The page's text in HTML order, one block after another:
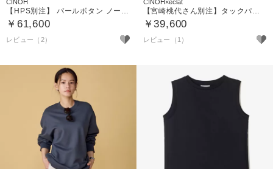
CINOH
￥61,600
レビュー（2）
CINOH×eclat
￥39,600
レビュー（1）